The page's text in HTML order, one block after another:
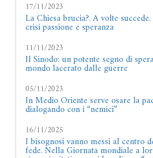
17/11/2023
La Chiesa brucia?. A volte
crisi passione e speranza
11/11/2023
Il Sinodo: un potente segno di
mondo lacerato dalle guerre
05/11/2023
In Medio Oriente serve osare la
dialogando con i “nemici”
16/11/2025
I bisognosi vanno messi al centro
fede. Nella Giornata mondiale a